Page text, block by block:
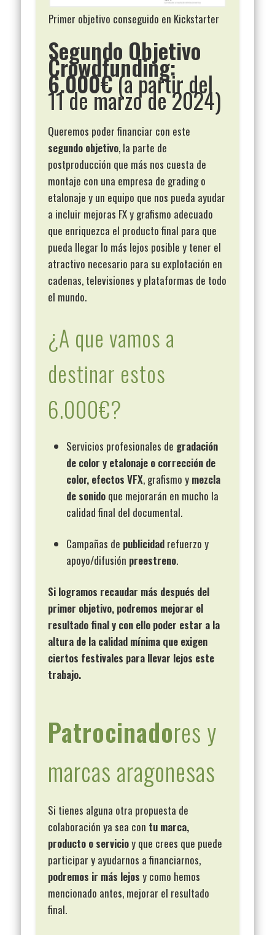
Primer objetivo conseguido en Kickstarter
Segundo Objetivo
Crowdfunding:
6.000€(a partir del
11 de marzo de 2024)
Queremos poder financiar con este
segundo objetivo, la parte de
postproducción que más nos cuesta de
montaje con una empresa de grading o
etalonaje y un equipo que nos pueda ayudar
a incluir mejoras FX y grafismo adecuado
que enriquezca el producto final para que
pueda llegar lo más lejos posible y tener el
atractivo necesario para su explotación en
cadenas, televisiones y plataformas de todo
el mundo.
¿A que vamos a
destinar estos
6.000€?
Servicios profesionales de gradación
de color y etalonaje o corrección de
color, efectos VFX, grafismo y mezcla
de sonido que mejorarán en mucho la
calidad final del documental.
Campañas de publicidad refuerzo y
apoyo/difusión preestreno.
Si logramos recaudar más después del
primer objetivo, podremos mejorar el
resultado final y con ello poder estar a la
altura de la calidad mínima que exigen
ciertos festivales para llevar lejos este
trabajo.
Patrocinadores y
marcas aragonesas
Si tienes alguna otra propuesta de
colaboración ya sea con tu marca,
producto o servicioy que crees que puede
participar y ayudarnos a financiarnos,
podremos ir más lejos y como hemos
mencionado antes, mejorar el resultado
final.